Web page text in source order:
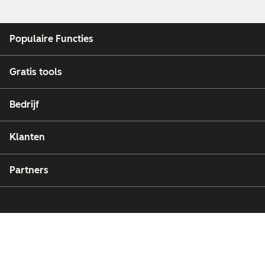
Populaire Functies
Gratis tools
Bedrijf
Klanten
Partners